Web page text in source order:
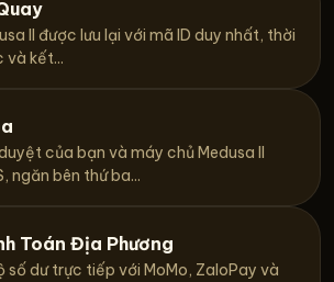
II được lưu lại với mã ID duy nhất, thời
và kết...
của bạn và máy chủ Medusa II
ngăn bên thứ ba...
Toán Địa Phương
số dư trực tiếp với MoMo, ZaloPay và